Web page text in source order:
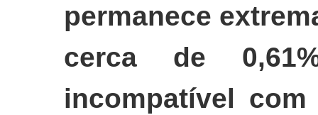
permanece
cerca de
incompatível